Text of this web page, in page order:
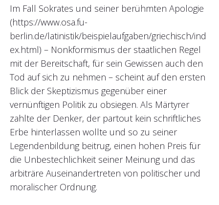
Im Fall Sokrates und seiner berühmten Apologie
(https://www.osa.fu-
berlin.de/latinistik/beispielaufgaben/griechisch/ind
ex.html) – Nonkformismus der staatlichen Regel
mit der Bereitschaft, für sein Gewissen auch den
Tod auf sich zu nehmen – scheint auf den ersten
Blick der Skeptizismus gegenüber einer
vernünftigen Politik zu obsiegen. Als Märtyrer
zahlte der Denker, der partout kein schriftliches
Erbe hinterlassen wollte und so zu seiner
Legendenbildung beitrug, einen hohen Preis für
die Unbestechlichkeit seiner Meinung und das
arbiträre Auseinandertreten von politischer und
moralischer Ordnung.